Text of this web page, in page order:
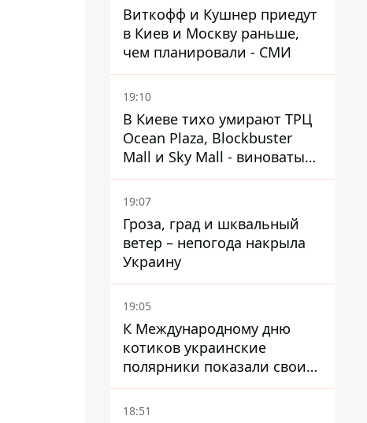
Виткофф и Кушнер приедут
в Киев и Москву раньше,
чем планировали - СМИ
19:10
В Киеве тихо умирают ТРЦ
Ocean Plaza, Blockbuster
Mall и Sky Mall - виноваты
ленивые менеджеры и
каннибализм
19:07
Гроза, град и шквальный
ветер – непогода накрыла
Украину
19:05
К Международному дню
котиков украинские
полярники показали своих
полярников в Антарктиде
18:51